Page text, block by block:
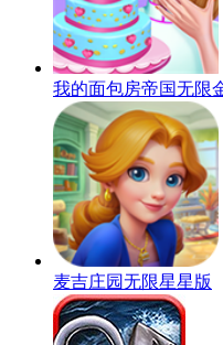
我的面包房帝国无限
麦吉庄园无限星星版